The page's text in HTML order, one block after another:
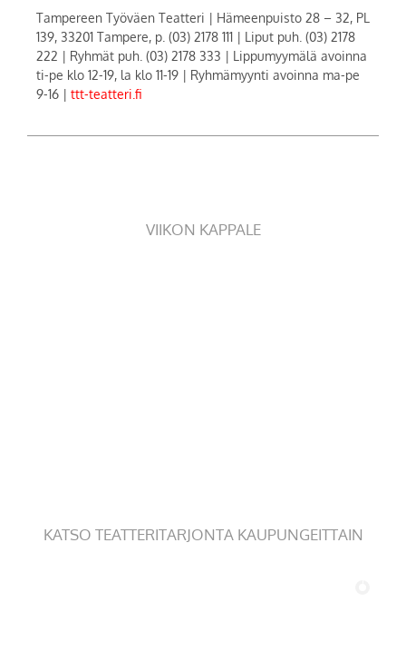
Tampereen Työväen Teatteri | Hämeenpuisto 28 – 32, PL
139, 33201 Tampere, p. (03) 2178 111 | Liput puh. (03) 2178
222 | Ryhmät puh. (03) 2178 333 | Lippumyymälä avoinna
ti-pe klo 12-19, la klo 11-19 | Ryhmämyynti avoinna ma-pe
9-16 | ttt-teatteri.fi
VIIKON KAPPALE
KATSO TEATTERITARJONTA KAUPUNGEITTAIN